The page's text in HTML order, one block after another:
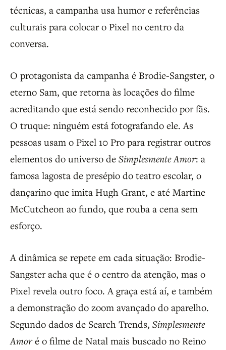
técnicas, a campanha usa humor e referências
culturais para colocar o Pixel no centro da
conversa.
O protagonista da campanha é Brodie-Sangster, o
eterno Sam, que retorna às locações do filme
acreditando que está sendo reconhecido por fãs.
O truque: ninguém está fotografando ele. As
pessoas usam o Pixel 10 Pro para registrar outros
elementos do universo de Simplesmente Amor: a
famosa lagosta de presépio do teatro escolar, o
dançarino que imita Hugh Grant, e até Martine
McCutcheon ao fundo, que rouba a cena sem
esforço.
A dinâmica se repete em cada situação: Brodie-
Sangster acha que é o centro da atenção, mas o
Pixel revela outro foco. A graça está aí, e também
a demonstração do zoom avançado do aparelho.
Segundo dados de Search Trends, Simplesmente
Amoré o filme de Natal mais buscado no Reino